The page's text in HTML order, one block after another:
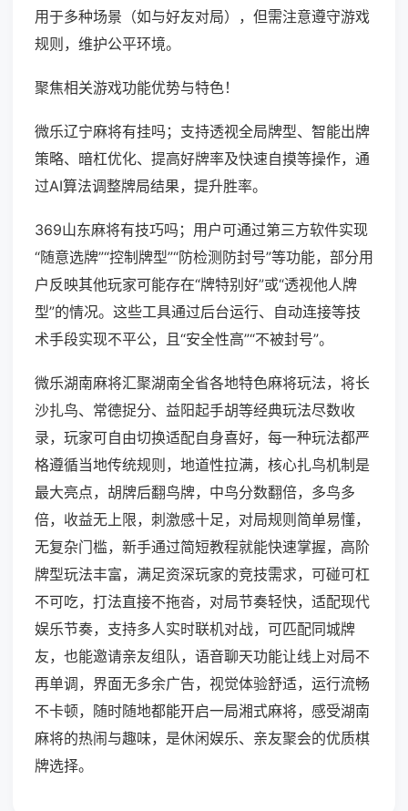
用于多种场景（如与好友对局），但需注意遵守游戏
规则，维护公平环境。
聚焦相关游戏功能优势与特色！
微乐辽宁麻将有挂吗；支持透视全局牌型、智能出牌
策略、暗杠优化、提高好牌率及快速自摸等操作，通
过AI算法调整牌局结果，提升胜率。
369山东麻将有技巧吗；用户可通过第三方软件实现
“随意选牌”“控制牌型”“防检测防封号”等功能，部分用
户反映其他玩家可能存在“牌特别好”或“透视他人牌
型”的情况。这些工具通过后台运行、自动连接等技
术手段实现不平公，且“安全性高”“不被封号”。
微乐湖南麻将汇聚湖南全省各地特色麻将玩法，将长
沙扎鸟、常德捉分、益阳起手胡等经典玩法尽数收
录，玩家可自由切换适配自身喜好，每一种玩法都严
格遵循当地传统规则，地道性拉满，核心扎鸟机制是
最大亮点，胡牌后翻鸟牌，中鸟分数翻倍，多鸟多
倍，收益无上限，刺激感十足，对局规则简单易懂，
无复杂门槛，新手通过简短教程就能快速掌握，高阶
牌型玩法丰富，满足资深玩家的竞技需求，可碰可杠
不可吃，打法直接不拖沓，对局节奏轻快，适配现代
娱乐节奏，支持多人实时联机对战，可匹配同城牌
友，也能邀请亲友组队，语音聊天功能让线上对局不
再单调，界面无多余广告，视觉体验舒适，运行流畅
不卡顿，随时随地都能开启一局湘式麻将，感受湖南
麻将的热闹与趣味，是休闲娱乐、亲友聚会的优质棋
牌选择。